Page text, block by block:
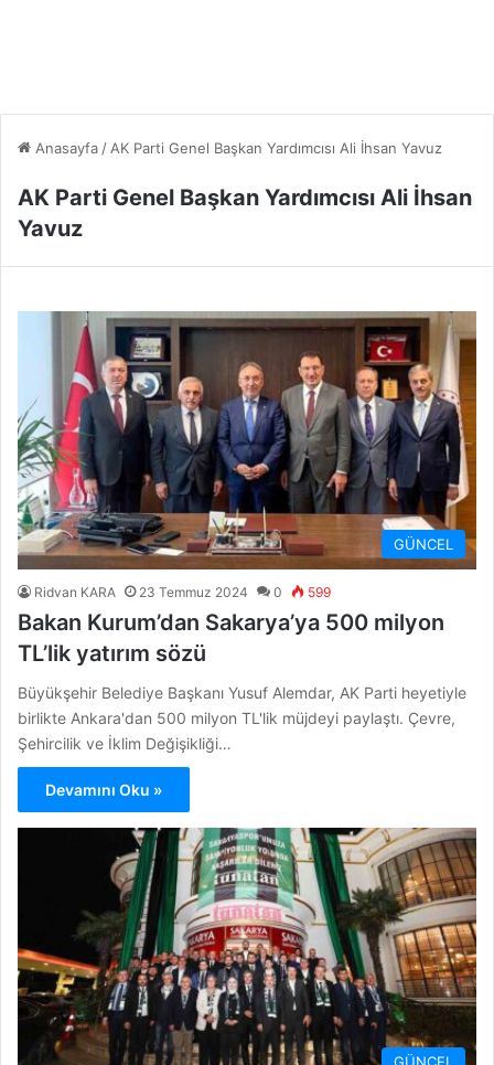
Anasayfa / AK Parti Genel Başkan Yardımcısı Ali İhsan Yavuz
AK Parti Genel Başkan Yardımcısı Ali İhsan
Yavuz
GÜNCEL
Ridvan KARA 23 Temmuz 2024 0 599
Bakan Kurum’dan Sakarya’ya 500 milyon
TL’lik yatırım sözü
Büyükşehir Belediye Başkanı Yusuf Alemdar, AK Parti heyetiyle
birlikte Ankara'dan 500 milyon TL'lik müjdeyi paylaştı. Çevre,
Şehircilik ve İklim Değişikliği…
Devamını Oku »